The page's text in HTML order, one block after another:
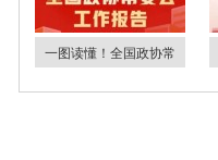
一图读懂！全国政协常